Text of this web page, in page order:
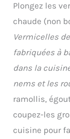
Plongez les
chaude (non
Vermicelles
fabriquées à
dans la
nems et les
ramollis,
coupez-les
cuisine pour